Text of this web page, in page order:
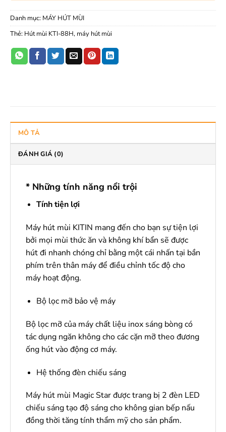
Danh mục: MÁY HÚT MÙI
Thẻ: Hút mùi KTI-88H, máy hút mùi
MÔ TẢ
ĐÁNH GIÁ (0)
* Những tính năng nổi trội
Tính tiện lợi
Máy hút mùi KITIN mang đến cho bạn sự tiện lợi
bởi mọi mùi thức ăn và không khí bẩn sẽ được
hút đi nhanh chóng chỉ bằng một cái nhấn tại bần
phím trên thân máy để điều chỉnh tốc độ cho
máy hoạt động.
Bộ lọc mỡ bảo vệ máy
Bộ lọc mỡ của máy chất liệu inox sáng bòng có
tác dụng ngăn không cho các cặn mỡ theo đương
ống hút vào động cơ máy.
Hệ thống đèn chiếu sáng
Máy hút mùi Magic Star được trang bị 2 đèn LED
chiếu sáng tạo độ sáng cho không gian bếp nấu
đồng thời tăng tính thẩm mỹ cho sản phẩm.